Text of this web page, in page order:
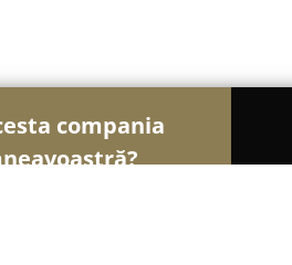
compania